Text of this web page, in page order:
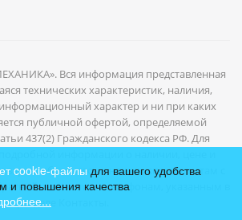
Вся информация представленная
технических характеристик, наличия,
характер и ни при каких
публичной офертой, определяемой
437(2) Гражданского кодекса РФ. Для
обратитесь к нашим специалистам с
связи или по телефонам, указанным в
разделе Контакты.
cookie-файлы для вашего удобства
и повышения качества